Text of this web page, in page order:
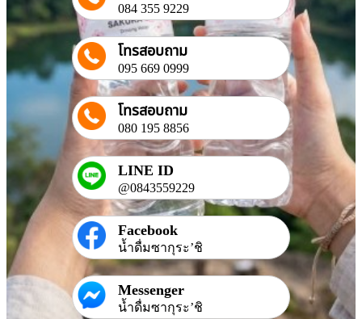
084 355 9229
โทรสอบถาม
095 669 0999
โทรสอบถาม
080 195 8856
LINE ID
@0843559229
Facebook
น้ำดื่มซากุระ’ชิ
Messenger
น้ำดื่มซากุระ’ชิ